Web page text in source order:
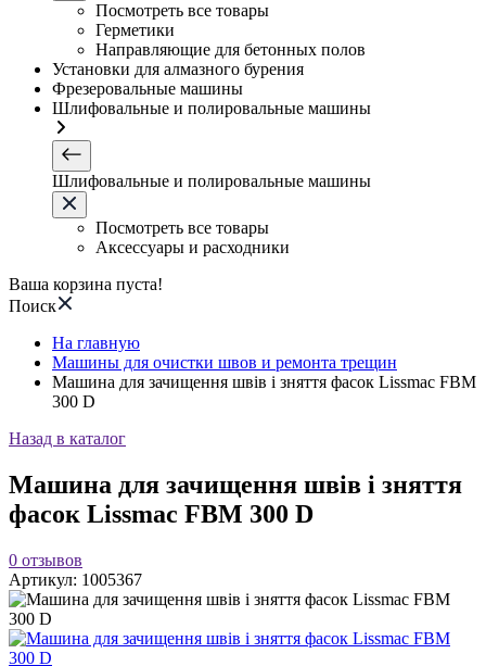
Посмотреть все товары
Герметики
Направляющие для бетонных полов
Установки для алмазного бурения
Фрезеровальные машины
Шлифовальные и полировальные машины
Шлифовальные и полировальные машины
Посмотреть все товары
Аксессуары и расходники
Ваша корзина пуста!
Поиск
На главную
Машины для очистки швов и ремонта трещин
Машина для зачищення швів і зняття фасок Lissmac FBM
300 D
Назад в каталог
Машина для зачищення швів і зняття
фасок Lissmac FBM 300 D
0 отзывов
Артикул: 1005367